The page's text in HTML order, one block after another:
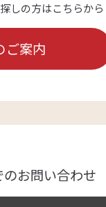
しの方はこちらから
ご案内
お問い合わせ